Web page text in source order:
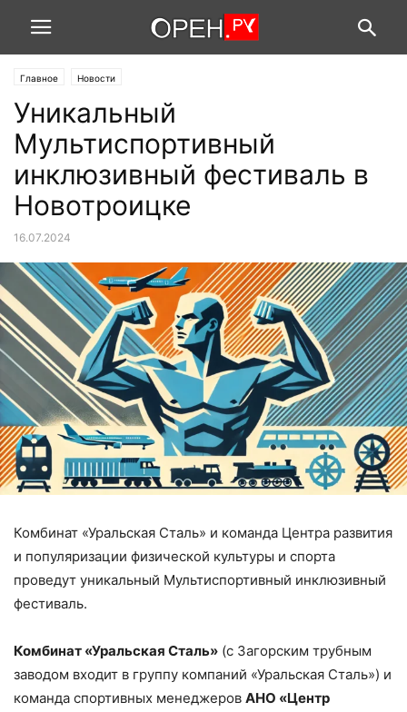
Главное Новости
Уникальный
Мультиспортивный
инклюзивный фестиваль в
Новотроицке
16.07.2024
Комбинат «Уральская Сталь» и команда Центра развития
и популяризации физической культуры и спорта
проведут уникальный Мультиспортивный инклюзивный
фестиваль.
Комбинат «Уральская Сталь» (с Загорским трубным
заводом входит в группу компаний «Уральская Сталь») и
команда спортивных менеджеров АНО «Центр